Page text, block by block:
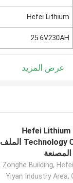
Hefei Lithium
25.6V230AH
عرض المزيد
Hefei Lithium
Technology Co., Ltd الملف
301 Zonghe Building, Hefei
Yiyan Industry Area,